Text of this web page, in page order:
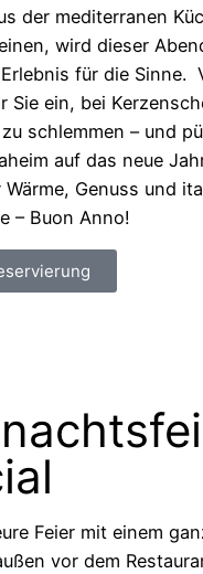
der mediterranen
wird dieser
für die Sinne.
Sie ein, bei
schlemmen – und
auf das neue
Genuss und
– Buon Anno!
Feier mit einem
vor dem